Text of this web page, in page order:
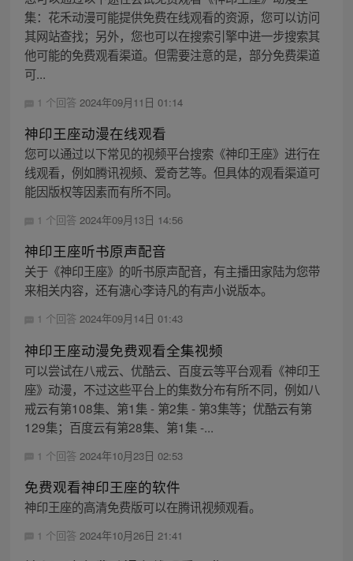
集：花禾动漫可能提供免费在线观看的资源，您可以访问
其网站查找；另外，您也可以在搜索引擎中进一步搜索其
他可能的免费观看渠道。但需要注意的是，部分免费渠道
可...
1 个回答 2024年09月11日 01:14
神印王座动漫在线观看
您可以通过以下常见的视频平台搜索《神印王座》进行在
线观看，例如腾讯视频、爱奇艺等。但具体的观看渠道可
能因版权等因素而有所不同。
1 个回答 2024年09月13日 14:56
神印王座听书原声配音
关于《神印王座》的听书原声配音，有主播田家陆为您带
来相关内容，还有溏心李诗凡的有声小说版本。
1 个回答 2024年09月14日 01:43
神印王座动漫免费观看全集视频
可以尝试在八戒云、优酷云、百度云等平台观看《神印王
座》动漫，不过这些平台上的集数分布有所不同，例如八
戒云有第108集、第1集 - 第2集 - 第3集等；优酷云有第
129集；百度云有第28集、第1集 -...
1 个回答 2024年10月23日 02:53
免费观看神印王座的软件
神印王座的高清免费版可以在腾讯视频观看。
1 个回答 2024年10月26日 21:41